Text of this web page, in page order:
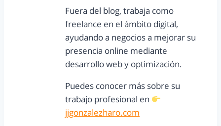
Fuera del blog, trabaja como
freelance en el ámbito digital,
ayudando a negocios a mejorar su
presencia online mediante
desarrollo web y optimización.
Puedes conocer más sobre su
trabajo profesional en
jjgonzalezharo.com